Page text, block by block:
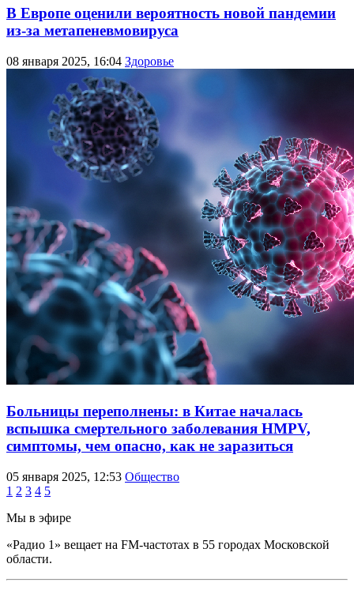
В Европе оценили вероятность новой пандемии
из-за метапеневмовируса
08 января 2025, 16:04 Здоровье
Больницы переполнены: в Китае началась
вспышка смертельного заболевания HMPV,
симптомы, чем опасно, как не заразиться
05 января 2025, 12:53 Общество
1 2 3 4 5
Мы в эфире
«Радио 1» вещает на FM-частотах в 55 городах Московской
области.